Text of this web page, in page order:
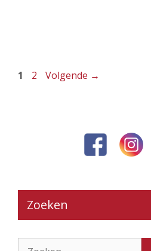
Pagina
1 Pagina
2 Volgende →
Zoeken